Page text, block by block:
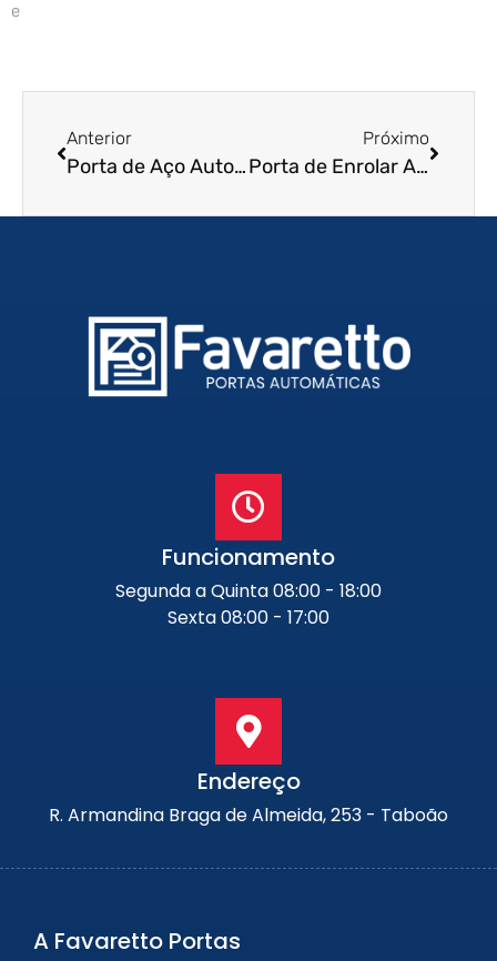
e
Anterior
Porta de Aço Automática em Ribeirão Preto – SP
Próximo
Porta de Enrolar Automática em Cotia – SP
Funcionamento
Segunda a Quinta 08:00 - 18:00
Sexta 08:00 - 17:00
Endereço
R. Armandina Braga de Almeida, 253 - Taboão
A Favaretto Portas